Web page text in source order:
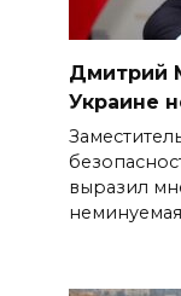
Дмитрий
Украине
выразил